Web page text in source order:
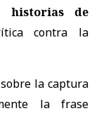
historias de
contra la
la captura
la frase